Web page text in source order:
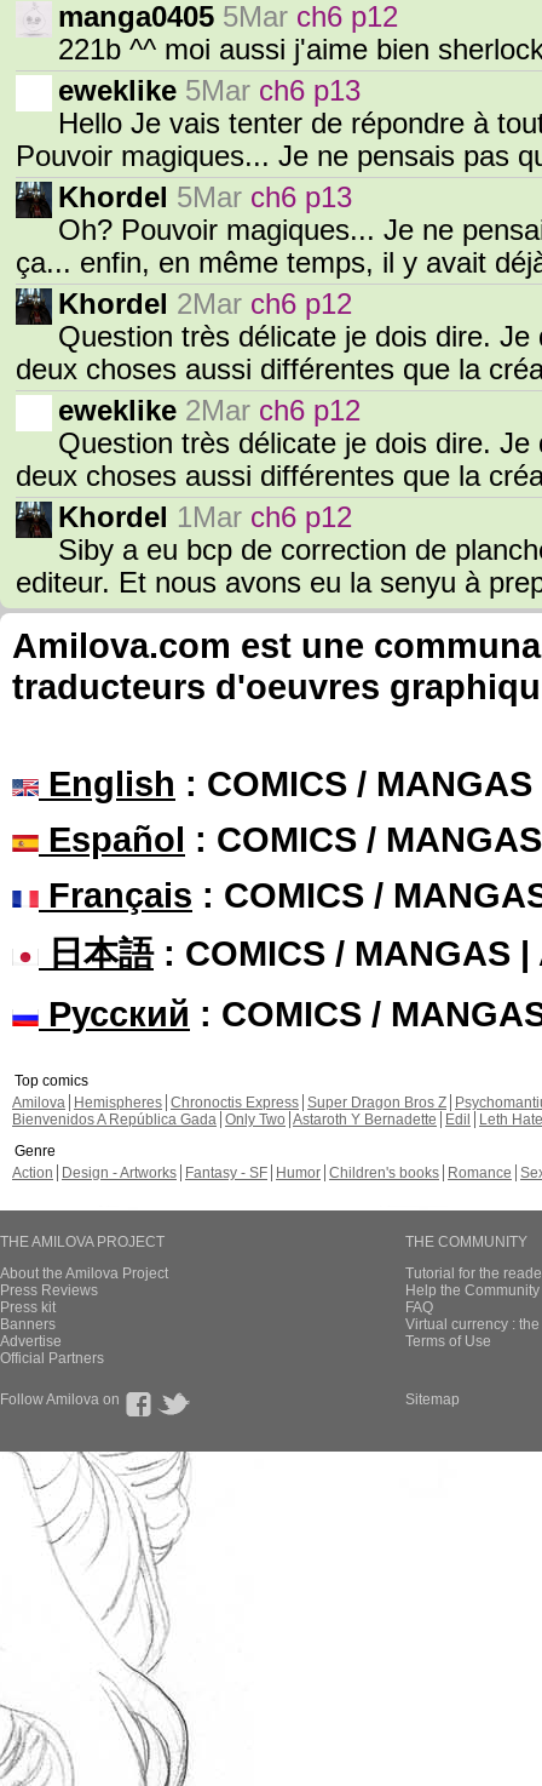
manga0405 5Mar ch6 p12
221b ^^ moi aussi j'aime bien
eweklike 5Mar ch6 p13
Hello Je vais tenter de répondre à
Pouvoir magiques... Je ne pensais pas
Khordel 5Mar ch6 p13
Oh? Pouvoir magiques... Je ne
ça... enfin, en même temps, il y avait
Khordel 2Mar ch6 p12
Question très délicate je dois dire.
deux choses aussi différentes que la
eweklike 2Mar ch6 p12
Question très délicate je dois dire.
deux choses aussi différentes que la
Khordel 1Mar ch6 p12
Siby a eu bcp de correction de
editeur. Et nous avons eu la senyu à
Amilova.com est une
traducteurs d'oeuvres
English : COMICS /
Español : COMICS /
Français : COMICS /
日本語: COMICS / MANGAS |
Русский : COMICS /
Top comics
Amilova
Hemispheres Chronoctis Express Super Dragon Bros Z
Bienvenidos A República Gada Only Two Astaroth Y Bernadette Edil
Leth Hate
Genre
Action
Design - Artworks Fantasy - SF Humor Children's books Romance
THE AMILOVA PROJECT
About the Amilova Project
Press Reviews
Press kit
Banners
Advertise
Official Partners
THE COMMUNITY
Tutorial for the
Help the
FAQ
Virtual currency :
Terms of Use
Follow Amilova on Sitemap